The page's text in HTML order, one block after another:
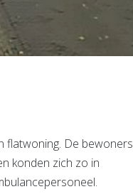
flatwoning. De bewoners
konden zich zo in